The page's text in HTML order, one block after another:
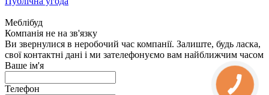
Меблібуд
Компанія не на зв'язку
Ви звернулися в неробочий час компанії. Залиште, будь ласка,
свої контактні дані і ми зателефонуємо вам найближчим часом
Ваше ім'я
Телефон